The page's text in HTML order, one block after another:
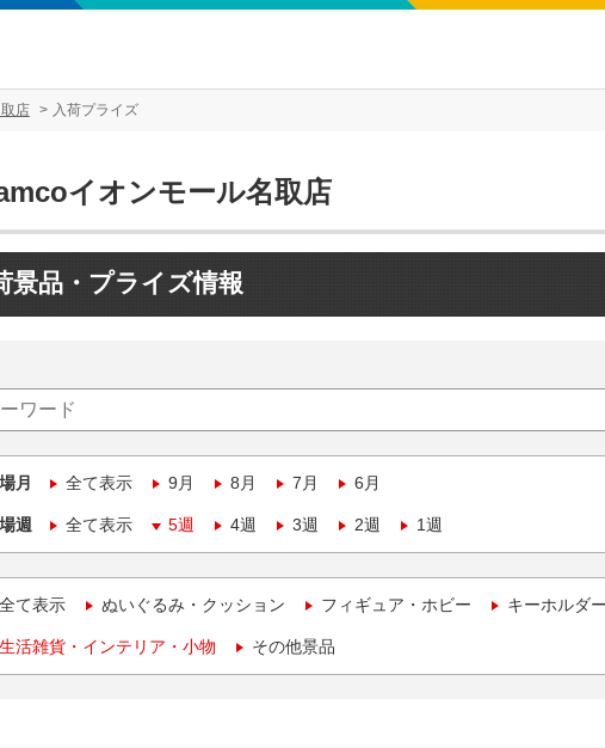
店 入荷プライズ
イオンモール名取店
景品・プライズ情報
月 全て表示 9月 8月 7月 6月
週 全て表示 5週 4週 3週 2週 1週
全て表示 ぬいぐるみ・クッション フィギュア・ホビー キーホルダ
生活雑貨・インテリア・小物 その他景品